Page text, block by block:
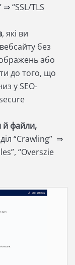
“SSL/TLS
, які ви
без
або
до того, що
у SEO-
й файли,
“Crawling” ⇒
“Overszie